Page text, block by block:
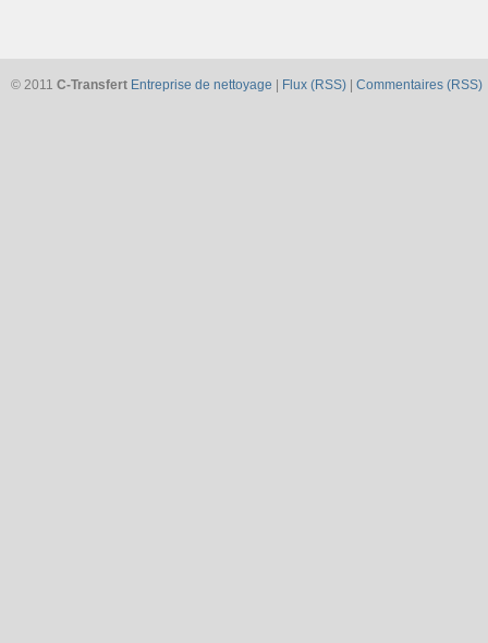
© 2011 C-Transfert Entreprise de nettoyage Flux (RSS) Commentaires (RSS)